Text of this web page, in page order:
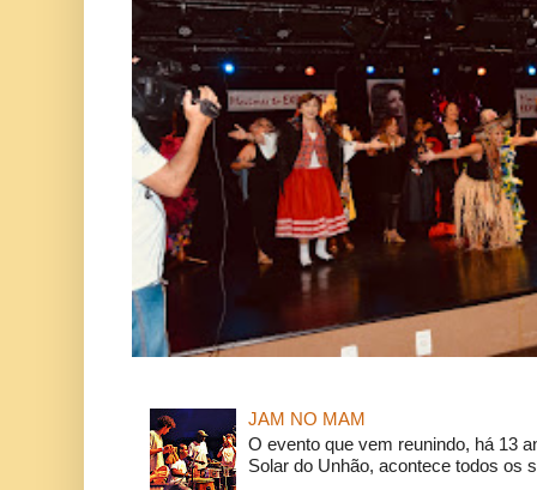
JAM NO MAM
O evento que vem reunindo, há 13
Solar do Unhão, acontece todos os